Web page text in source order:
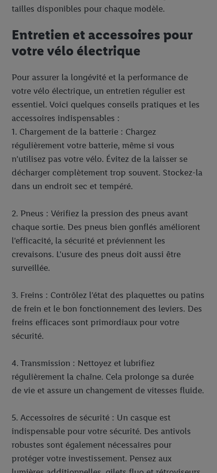
tailles disponibles pour chaque modèle.
Entretien et accessoires pour
votre vélo électrique
Pour assurer la longévité et la performance de
votre vélo électrique, un entretien régulier est
essentiel. Voici quelques conseils pratiques et les
accessoires indispensables :
1. Chargement de la batterie : Chargez
régulièrement votre batterie, même si vous
n'utilisez pas votre vélo. Évitez de la laisser se
décharger complètement trop souvent. Stockez-la
dans un endroit sec et tempéré.
2. Pneus : Vérifiez la pression des pneus avant
chaque sortie. Des pneus bien gonflés améliorent
l'efficacité, la sécurité et préviennent les
crevaisons. L'usure des pneus doit aussi être
surveillée.
3. Freins : Contrôlez l'état des plaquettes ou patins
de frein et le bon fonctionnement des leviers. Des
freins efficaces sont primordiaux pour votre
sécurité.
4. Transmission : Nettoyez et lubrifiez
régulièrement la chaîne. Cela prolonge sa durée
de vie et assure un changement de vitesses fluide.
5. Accessoires de sécurité : Un casque est
indispensable pour votre sécurité. Des antivols
robustes sont également nécessaires pour
protéger votre investissement. Pensez aux